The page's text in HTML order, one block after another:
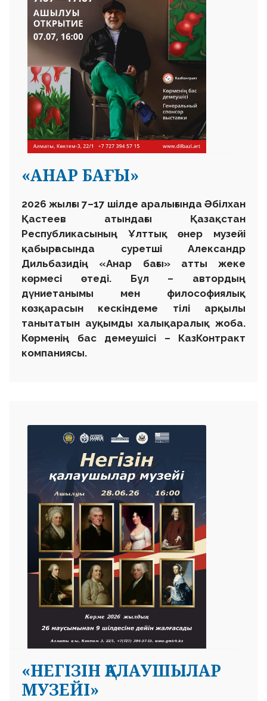
«АНАР БАҒЫ»
2026 жылғы 7–17 шілде аралығында Әбілхан
Қастеев атындағы Қазақстан
Республикасының Ұлттық өнер музейі
қабырғасында суретші Александр
Дильбазидің «Анар бағы» атты жеке
көрмесі өтеді. Бұл – автордың
дүниетанымы мен философиялық
көзқарасын кескіндеме тілі арқылы
танытатын ауқымды халықаралық жоба.
Көрменің бас демеушісі – КазКонтракт
компаниясы.
«НЕГІЗІН ҚАЛАУШЫЛАР
МУЗЕЙІ»